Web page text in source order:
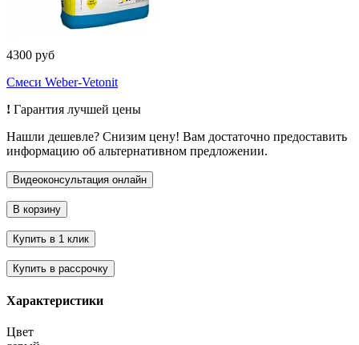
4300 руб
Смеси Weber-Vetonit
! Гарантия лучшей цены
Нашли дешевле? Снизим цену! Вам достаточно предоставить
информацию об альтернативном предложении.
Характеристики
Цвет